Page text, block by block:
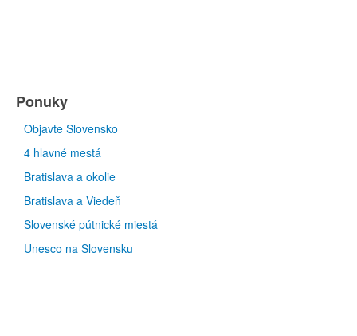
Ponuky
Objavte Slovensko
4 hlavné mestá
Bratislava a okolie
Bratislava a Viedeň
Slovenské pútnické miestá
Unesco na Slovensku